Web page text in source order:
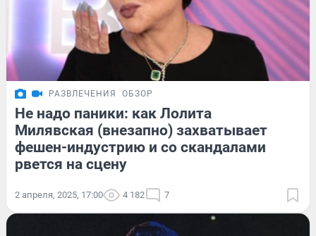
РАЗВЛЕЧЕНИЯ ОБЗОР
Не надо паники: как Лолита
Милявская (внезапно) захватывает
фешен-индустрию и со скандалами
рвется на сцену
2 апреля, 2025, 17:00 4 182 7